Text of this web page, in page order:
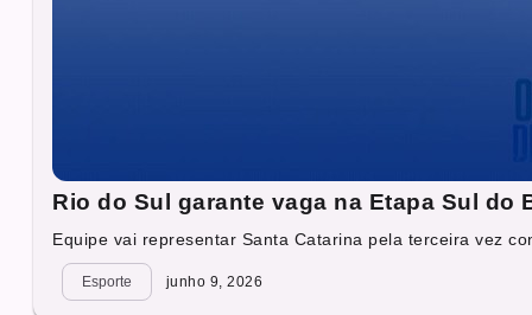
Rio do Sul garante vaga na Etapa Sul do
Equipe vai representar Santa Catarina pela terceira vez
Esporte junho 9, 2026